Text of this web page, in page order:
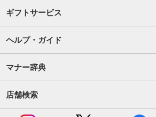
ギフトサービス
ヘルプ・ガイド
マナー辞典
店舗検索